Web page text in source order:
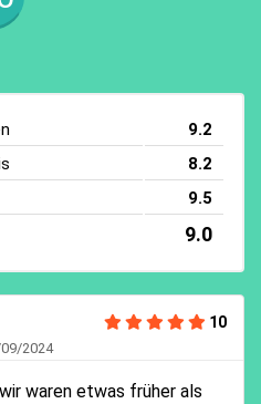
9.2
8.2
9.5
9.0
10
2024
waren etwas früher als